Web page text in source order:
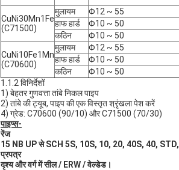
CuNi30Mn1Fe
(C71500)
मुलायम Φ12 ~ 55
हाफ हार्ड
Φ10 ~ 50
कठिन
Φ10 ~ 50
CuNi10Fe1Mn
(C70600)
मुलायम Φ12 ~ 55
हाफ हार्ड
Φ10 ~ 50
कठिन
Φ10 ~ 50
1.1.2 विनिर्देशों
1) बेहतर गुणवत्ता तांबे निकल पाइप
2) तांबे की ट्यूब, पाइप की एक विस्तृत श्रृंखला पेश करें
4) ग्रेड: C70600 (90/10) और C71500 (70/30)
पाइप्स-
रेंज
15 NB UP से SCH 5S, 10S, 10, 20, 40S, 40,
प्रपत्र
दृश्य और वर्ग में सील / ERW / वेल्डेड।